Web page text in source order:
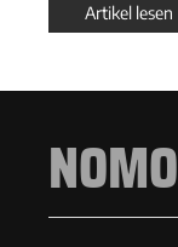
Artikel lesen
NOMO